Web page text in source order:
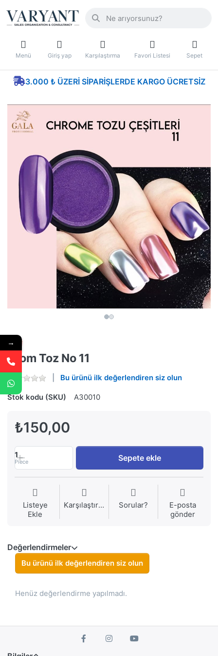
Menü Giriş yap Karşılaştırma Favori Listesi Sepet
3.000 ₺ ÜZERI SIPARIŞLERDE KARGO ÜCRETSIZ
Krom Toz No 11
Bu ürünü ilk değerlendiren siz olun
Stok kodu (SKU) A30010
₺150,00
1
Piece Sepete ekle
Listeye
Ekle
Karşılaştırma Sorular?
E-posta
gönder
Değerlendirmeler
Bu ürünü ilk değerlendiren siz olun
Henüz değerlendirme yapılmadı.
→